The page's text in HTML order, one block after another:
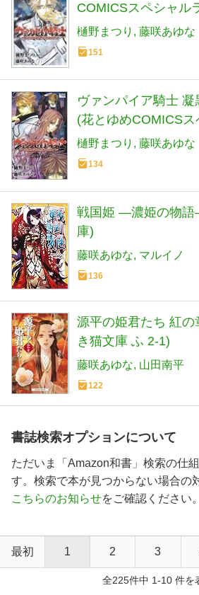
COMICSスペシャル
樋野まつり 藤咲あゆな
151
ヴァンパイア騎士
(花とゆめCOMICS
ルズ)
樋野まつり 藤咲あゆな
134
戦国姫 ―濃姫の物
庫)
藤咲あゆな マルイノ
136
源平の姫君たち 紅
き猫文庫 ふ 2-1)
藤咲あゆな 山田南平
122
書誌検索オプションについて
ただいま「Amazon和書」検索の仕
す。検索で本が見つからない場合の
こちらのお知らせをご確認ください。
最初 1 2 3
全225件中 1-10 件を